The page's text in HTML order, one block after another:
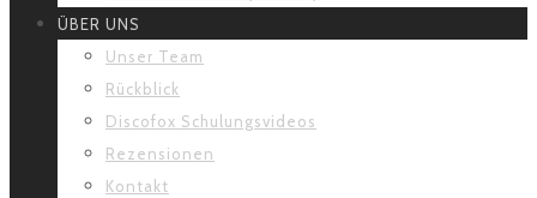
ÜBER UNS
Unser Team
Rückblick
Discofox Schulungsvideos
Rezensionen
Kontakt